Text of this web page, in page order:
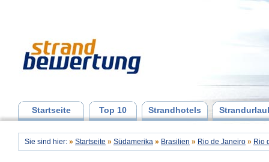
Startseite Top 10 Strandhotels
Sie sind hier: » Startseite » Südamerika » Brasilien » Rio de Janeiro » Rio